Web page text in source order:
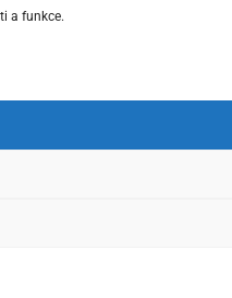
a funkce.